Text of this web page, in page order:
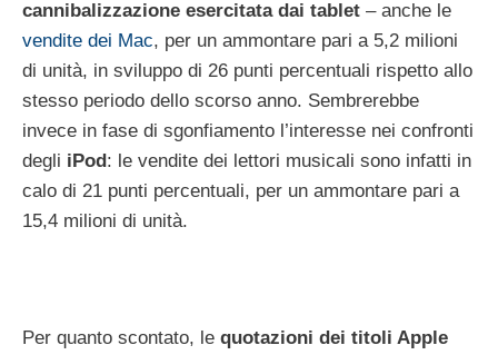
cannibalizzazione esercitata dai tablet – anche le
vendite dei Mac, per un ammontare pari a 5,2 milioni
di unità, in sviluppo di 26 punti percentuali rispetto allo
stesso periodo dello scorso anno. Sembrerebbe
invece in fase di sgonfiamento l’interesse nei confronti
degli iPod: le vendite dei lettori musicali sono infatti in
calo di 21 punti percentuali, per un ammontare pari a
15,4 milioni di unità.
Per quanto scontato, le quotazioni dei titoli Apple